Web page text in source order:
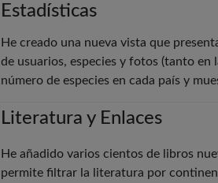
Estadísticas
He creado una nueva vista que
de usuarios, especies y fotos (tanto en
número de especies en cada país y
Literatura y Enlaces
He añadido varios cientos de libros
permite filtrar la literatura por